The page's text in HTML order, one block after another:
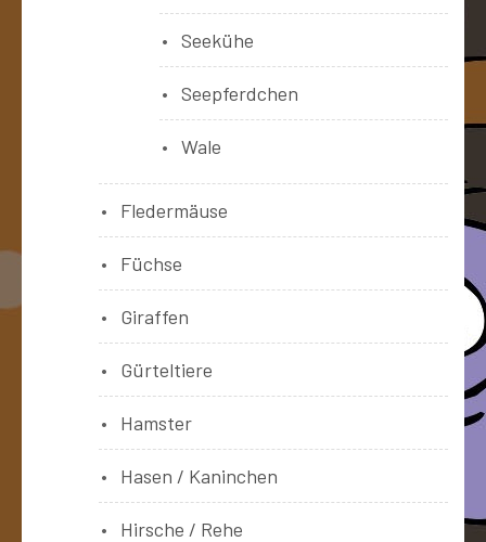
Seekühe
Seepferdchen
Wale
Fledermäuse
Füchse
Giraffen
Gürteltiere
Hamster
Hasen / Kaninchen
Hirsche / Rehe